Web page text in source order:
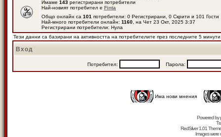
Имаме 143 регистрирани потребители
Най-новият потребител е Finta
Общо онлайн са 101 потребители: 0 Регистрирани, 0 Скрити и 101
Най-много потребители онлайн: 1160 , на Чет 23 Окт, 2025 3:37
Регистрирани потребители: Нула
Тези данни са базирани на активността на потребителите през последните 5 минути
Вход
Потребител: Парола:
Има нови мнения
Powered by
RedSilver 1.01
Images were